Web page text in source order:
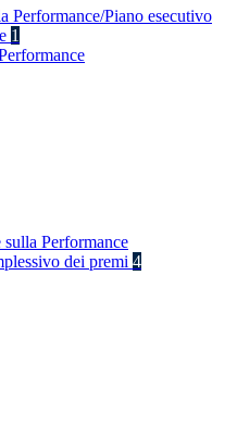
Performance/Piano esecutivo
1
sulla Performance
dei premi 4